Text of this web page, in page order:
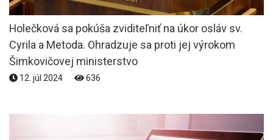
Holečková sa pokúša zviditeľniť na úkor osláv sv.
Cyrila a Metoda. Ohradzuje sa proti jej výrokom
Šimkovičovej ministerstvo
12. júl 2024 636